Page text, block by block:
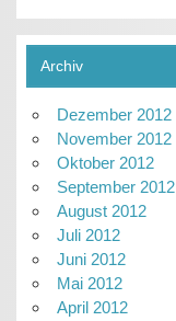
Archiv
Dezember 2012
November 2012
Oktober 2012
September 2012
August 2012
Juli 2012
Juni 2012
Mai 2012
April 2012